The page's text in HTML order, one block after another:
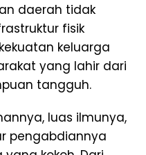
daerah tidak
fisik
keluarga
yang lahir dari
tangguh.
luas ilmunya,
pengabdiannya